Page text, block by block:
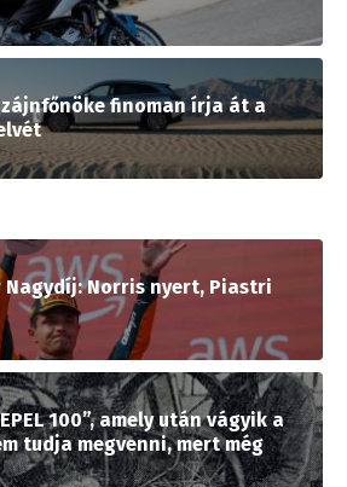
finoman írja át a
Nagydíj: Norris nyert, Piastri
100”, amely után vágyik a
tudja megvenni, mert még